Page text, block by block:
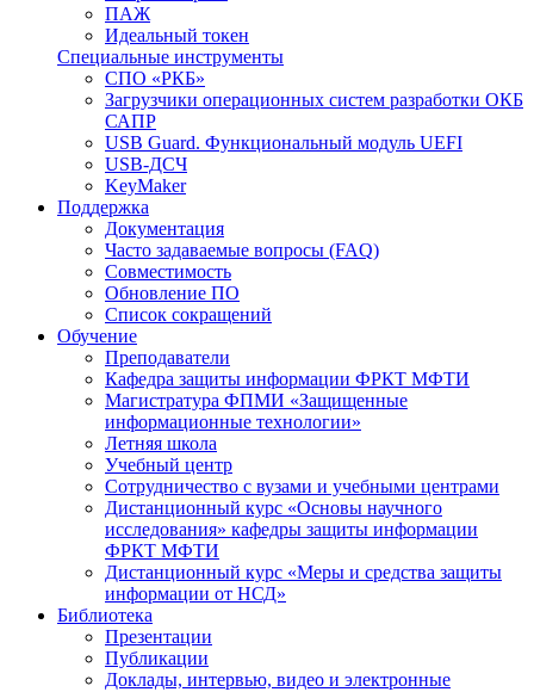
ПАЖ
Идеальный токен
Специальные инструменты
СПО «РКБ»
Загрузчики операционных систем разработки ОКБ
САПР
USB Guard. Функциональный модуль UEFI
USB-ДСЧ
KeyMaker
Поддержка
Документация
Часто задаваемые вопросы (FAQ)
Совместимость
Обновление ПО
Список сокращений
Обучение
Преподаватели
Кафедра защиты информации ФРКТ МФТИ
Магистратура ФПМИ «Защищенные
информационные технологии»
Летняя школа
Учебный центр
Сотрудничество с вузами и учебными центрами
Дистанционный курс «Основы научного
исследования» кафедры защиты информации
ФРКТ МФТИ
Дистанционный курс «Меры и средства защиты
информации от НСД»
Библиотека
Презентации
Публикации
Доклады, интервью, видео и электронные